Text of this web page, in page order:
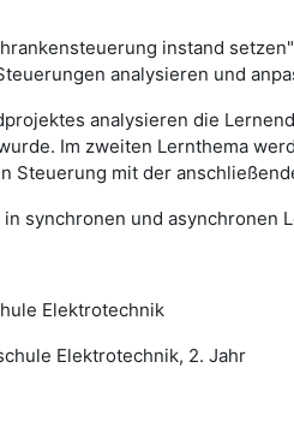
instand
analysieren und
analysieren die
Im zweiten Lernthema
Steuerung mit der
synchronen und asynchronen
Elektrotechnik
Elektrotechnik, 2. Jahr